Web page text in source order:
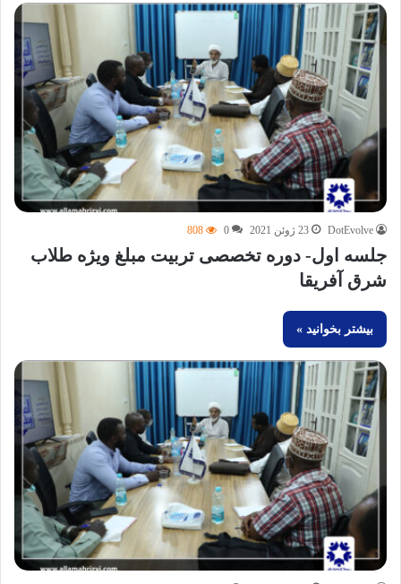
DotEvolve 23 ژوئن 2021 0
808
جلسه اول- دوره تخصصی تربیت مبلغ ویژه طلاب
شرق آفریقا
بیشتر بخوانید »